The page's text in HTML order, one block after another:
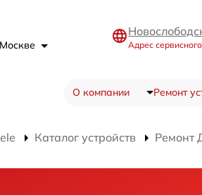
Адрес
О компании Ремонт
Каталог устройств Ремонт